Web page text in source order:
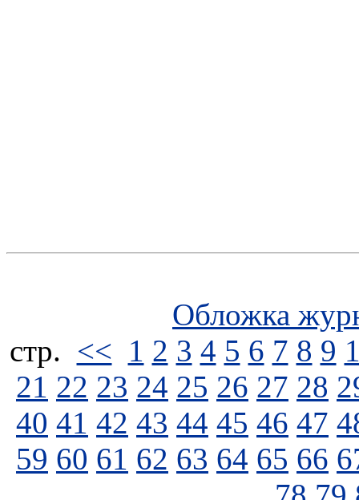
Обложка
стp. << 1 2 3 4 5 6 7 8 9
21 22 23 24 25 26 27 28
40 41 42 43 44 45 46 47
59 60 61 62 63 64 65 66